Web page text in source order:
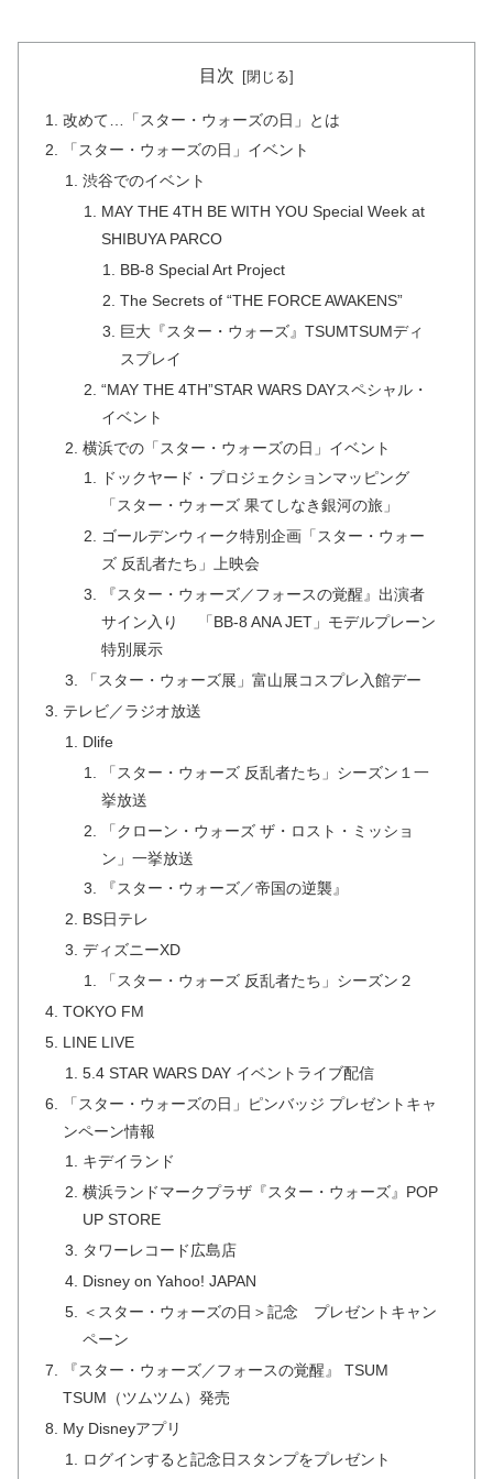
目次
改めて…「スター・ウォーズの日」とは
「スター・ウォーズの日」イベント
渋谷でのイベント
MAY THE 4TH BE WITH YOU Special Week at
SHIBUYA PARCO
BB-8 Special Art Project
The Secrets of “THE FORCE AWAKENS”
巨大『スター・ウォーズ』TSUMTSUMディ
スプレイ
“MAY THE 4TH”STAR WARS DAYスペシャル・
イベント
横浜での「スター・ウォーズの日」イベント
ドックヤード・プロジェクションマッピング
「スター・ウォーズ 果てしなき銀河の旅」
ゴールデンウィーク特別企画「スター・ウォー
ズ 反乱者たち」上映会
『スター・ウォーズ／フォースの覚醒』出演者
サイン入り 「BB-8 ANA JET」モデルプレーン
特別展示
「スター・ウォーズ展」富山展コスプレ入館デー
テレビ／ラジオ放送
Dlife
「スター・ウォーズ 反乱者たち」シーズン１一
挙放送
「クローン・ウォーズ ザ・ロスト・ミッショ
ン」一挙放送
『スター・ウォーズ／帝国の逆襲』
BS日テレ
ディズニーXD
「スター・ウォーズ 反乱者たち」シーズン２
TOKYO FM
LINE LIVE
5.4 STAR WARS DAY イベントライブ配信
「スター・ウォーズの日」ピンバッジ プレゼントキャ
ンペーン情報
キデイランド
横浜ランドマークプラザ『スター・ウォーズ』POP
UP STORE
タワーレコード広島店
Disney on Yahoo! JAPAN
＜スター・ウォーズの日＞記念 プレゼントキャン
ペーン
『スター・ウォーズ／フォースの覚醒』 TSUM
TSUM（ツムツム）発売
My Disneyアプリ
ログインすると記念日スタンプをプレゼント